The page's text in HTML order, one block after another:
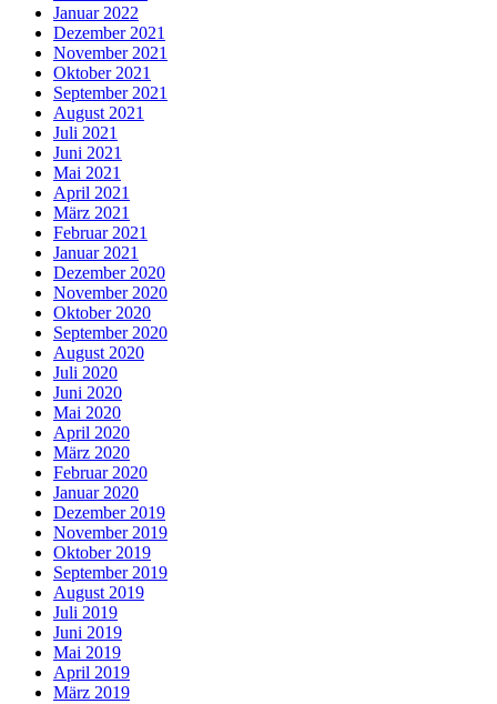
Januar 2022
Dezember 2021
November 2021
Oktober 2021
September 2021
August 2021
Juli 2021
Juni 2021
Mai 2021
April 2021
März 2021
Februar 2021
Januar 2021
Dezember 2020
November 2020
Oktober 2020
September 2020
August 2020
Juli 2020
Juni 2020
Mai 2020
April 2020
März 2020
Februar 2020
Januar 2020
Dezember 2019
November 2019
Oktober 2019
September 2019
August 2019
Juli 2019
Juni 2019
Mai 2019
April 2019
März 2019